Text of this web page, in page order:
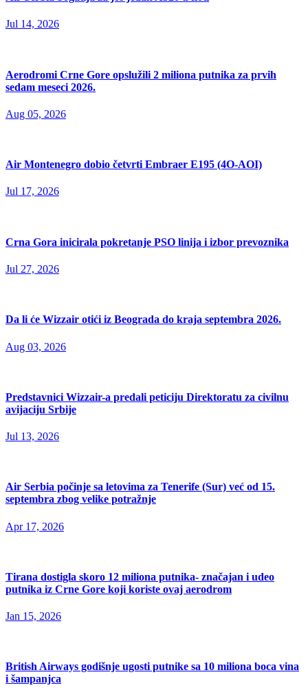
Jul 14, 2026
Aerodromi Crne Gore opslužili 2 miliona putnika za prvih
sedam meseci 2026.
Aug 05, 2026
Air Montenegro dobio četvrti Embraer E195 (4O-AOI)
Jul 17, 2026
Crna Gora inicirala pokretanje PSO linija i izbor prevoznika
Jul 27, 2026
Da li će Wizzair otići iz Beograda do kraja septembra 2026.
Aug 03, 2026
Predstavnici Wizzair-a predali peticiju Direktoratu za civilnu
avijaciju Srbije
Jul 13, 2026
Air Serbia počinje sa letovima za Tenerife (Sur) već od 15.
septembra zbog velike potražnje
Apr 17, 2026
Tirana dostigla skoro 12 miliona putnika- značajan i udeo
putnika iz Crne Gore koji koriste ovaj aerodrom
Jan 15, 2026
British Airways godišnje ugosti putnike sa 10 miliona boca vina
i šampanjca